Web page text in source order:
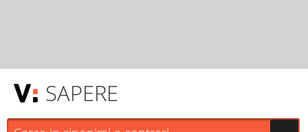
SAPERE